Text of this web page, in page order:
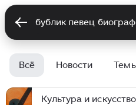
Всё Новости
Культура и искусство